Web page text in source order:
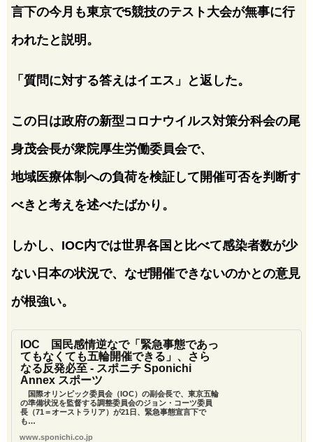
言下の今月も東京で5競技のテスト大会が無事に行
われたと説明。
「質問に対する答えはイエス」と返した。
この日は政府の新型コロナウイルス対策分科会の尾
身茂会長が衆院厚生労働委員会で、
地域医療体制への負荷を検証して開催可否を判断す
べきと考えを述べたばかり。
しかし、IOC内では世界各国と比べて感染者数が少
ない日本の状況で、なぜ開催できないのかとの意見
が根強い。
IOC 国民感情逆なで「緊急事態であっ
てもなくても五輪開催できる」、さら
なる反発必至 - スポニチ Sponichi
Annex スポーツ
国際オリンピック委員会（IOC）の副会長で、東京五輪
の準備状況を監督する調整委員会のジョン・コーツ委員
長（71＝オーストラリア）が21日、緊急事態宣言下で
も…
www.sponichi.co.jp